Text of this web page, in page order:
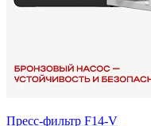
Пресс-фильтр F14-V